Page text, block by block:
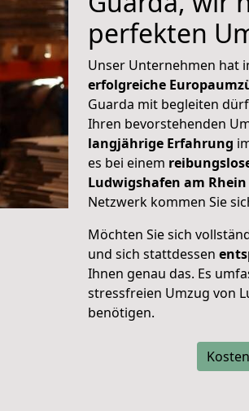
perfekten
Unser Unternehmen hat
erfolgreiche
Guarda mit begleiten
Ihren bevorstehenden
langjährige Erfahrung
es bei einem
Ludwigshafen am Rhein
Netzwerk kommen Sie
Möchten Sie sich
und sich stattdessen
Ihnen genau das. Es
stressfreien Umzug von
benötigen.